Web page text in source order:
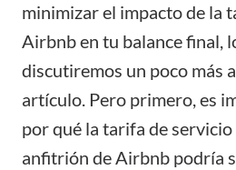
minimizar el impacto de la
Airbnb en tu balance final,
discutiremos un poco más
artículo. Pero primero, es
por qué la tarifa de servicio
anfitrión de Airbnb podría